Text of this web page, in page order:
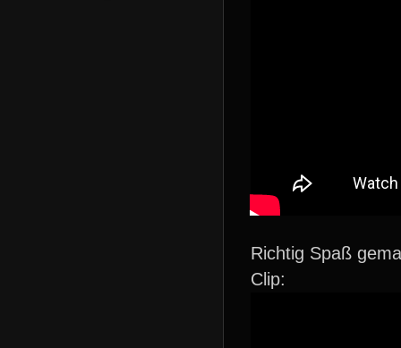
Richtig Spaß
Clip: